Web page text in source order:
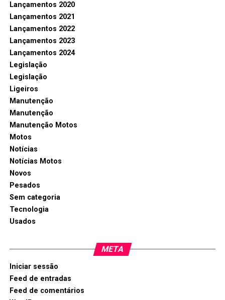
Lançamentos 2020
Lançamentos 2021
Lançamentos 2022
Lançamentos 2023
Lançamentos 2024
Legislação
Legislação
Ligeiros
Manutenção
Manutenção
Manutenção Motos
Motos
Notícias
Notícias Motos
Novos
Pesados
Sem categoria
Tecnologia
Usados
META
Iniciar sessão
Feed de entradas
Feed de comentários